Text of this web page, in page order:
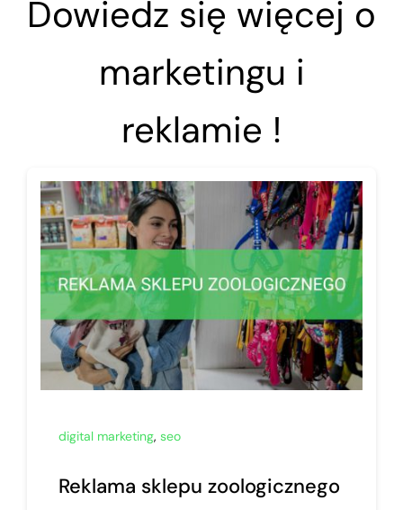
Dowiedz się więcej o
marketingu i
reklamie !
digital marketing, seo
Reklama sklepu zoologicznego